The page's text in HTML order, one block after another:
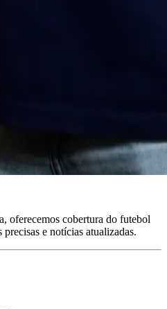
oferecemos cobertura do futebol
e notícias atualizadas.